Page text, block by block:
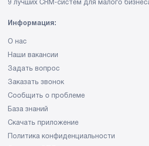
9 лучших CRM-систем для малого
Информация:
О нас
Наши вакансии
Задать вопрос
Заказать звонок
Сообщить о проблеме
База знаний
Скачать приложение
Политика конфиденциальности